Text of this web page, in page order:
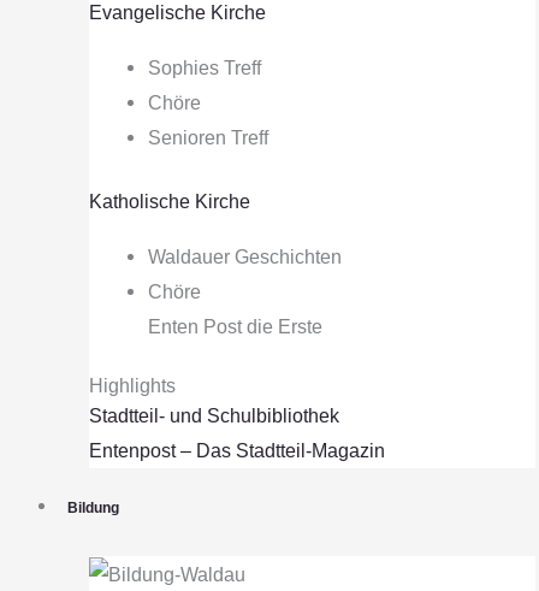
Evangelische Kirche
Sophies Treff
Chöre
Senioren Treff
Katholische Kirche
Waldauer Geschichten
Chöre
Enten Post die Erste
Highlights
Stadtteil- und Schulbibliothek
Entenpost – Das Stadtteil-Magazin
Bildung